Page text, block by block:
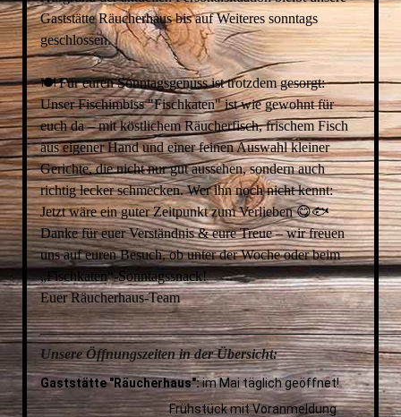
Gaststätte Räucherhaus bis auf Weiteres sonntags
geschlossen.
🍽 Für euren Sonntagsgenuss ist trotzdem gesorgt:
Unser Fischimbiss "Fischkaten" ist wie gewohnt für
euch da – mit köstlichem Räucherfisch, frischem Fisch
aus eigener Hand und einer feinen Auswahl kleiner
Gerichte, die nicht nur gut aussehen, sondern auch
richtig lecker schmecken. Wer ihn noch nicht kennt:
Jetzt wäre ein guter Zeitpunkt zum Verlieben 😋🐟
Danke für euer Verständnis & eure Treue – wir freuen
uns auf euren Besuch, ob unter der Woche oder beim
„Fischkaten“-Sonntagssnack!
Euer Räucherhaus-Team
Unsere Öffnungszeiten in der Übersicht:
Gaststätte "Räucherhaus":im Mai täglich geöffnet!
Frühstück mit Voranmeldung